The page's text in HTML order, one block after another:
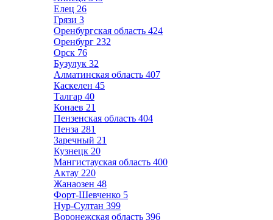
Елец 26
Грязи 3
Оренбургская область 424
Оренбург 232
Орск 76
Бузулук 32
Алматинская область 407
Каскелен 45
Талгар 40
Конаев 21
Пензенская область 404
Пенза 281
Заречный 21
Кузнецк 20
Мангистауская область 400
Актау 220
Жанаозен 48
Форт-Шевченко 5
Нур-Султан 399
Воронежская область 396